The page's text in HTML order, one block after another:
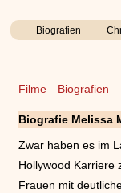
Biografien
Filme Biografien
Biografie Melissa
Zwar haben es im
Hollywood Karriere
Frauen mit